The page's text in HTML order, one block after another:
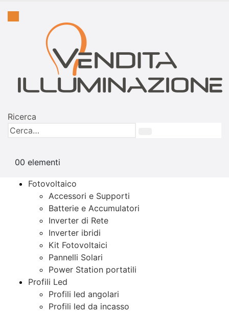
Ricerca
00 elementi
Fotovoltaico
Accessori e Supporti
Batterie e Accumulatori
Inverter di Rete
Inverter ibridi
Kit Fotovoltaici
Pannelli Solari
Power Station portatili
Profili Led
Profili led angolari
Profili led da incasso